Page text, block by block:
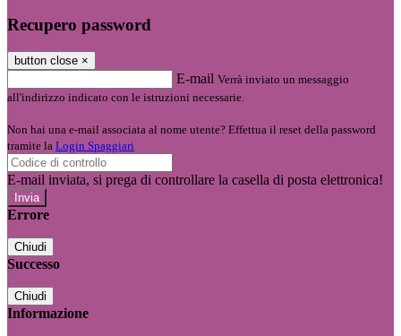
Recupero password
button close ×
E-mail Verrà inviato un messaggio
all'indirizzo indicato con le istruzioni necessarie.
Non hai una e-mail associata al nome utente? Effettua il reset della password
tramite la Login Spaggiari
E-mail inviata, si prega di controllare la casella di posta elettronica!
Errore
Chiudi
Successo
Chiudi
Informazione